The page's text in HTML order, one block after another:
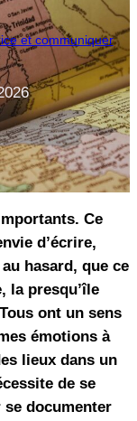
et communiquer
Ce
d’écrire,
hasard, que ce
la presqu’île
ont un sens
émotions à
lieux dans un
de se
se documenter